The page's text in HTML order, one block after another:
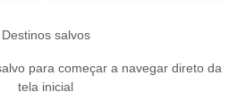
Destinos salvos
para começar a navegar direto da
tela inicial